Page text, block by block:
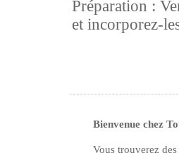
Préparation :
et incorporez-
Bienvenue chez
Vous trouverez